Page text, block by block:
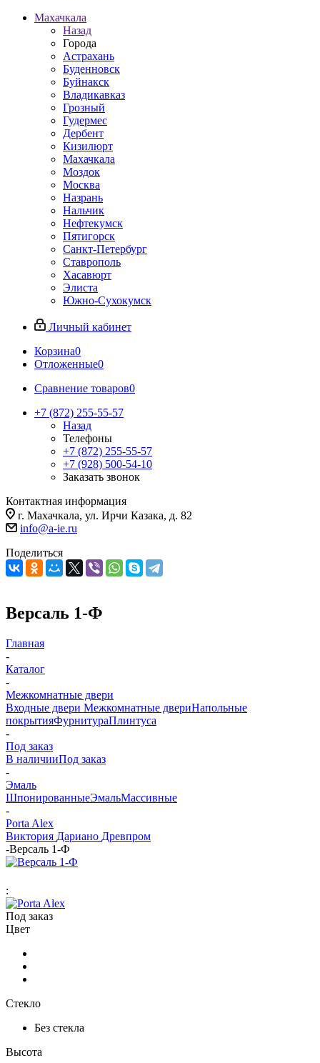
Махачкала
Назад
Города
Астрахань
Буденновск
Буйнакск
Владикавказ
Грозный
Гудермес
Дербент
Кизилюрт
Махачкала
Моздок
Москва
Назрань
Нальчик
Нефтекумск
Пятигорск
Санкт-Петербург
Ставрополь
Хасавюрт
Элиста
Южно-Сухокумск
Личный кабинет
Корзина0
Отложенные0
Сравнение товаров0
+7 (872) 255-55-57
Назад
Телефоны
+7 (872) 255-55-57
+7 (928) 500-54-10
Заказать звонок
Контактная информация
г. Махачкала, ул. Ирчи Казака, д. 82
info@a-ie.ru
Поделиться
Версаль 1-Ф
Главная
-
Каталог
-
Межкомнатные двери
Входные двери Межкомнатные двериНапольные
покрытияФурнитураПлинтуса
-
Под заказ
В наличииПод заказ
-
Эмаль
ШпонированныеЭмальМассивные
-
Porta Alex
Виктория Дариано Древпром
-Версаль 1-Ф
:
Под заказ
Цвет
Стекло
Без стекла
Высота